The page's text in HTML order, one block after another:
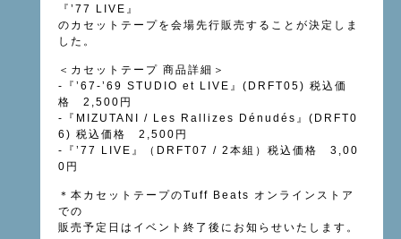
『’77 LIVE』
のカセットテープを会場先行販売することが決定しま
した。
＜カセットテープ 商品詳細＞
-『’67-’69 STUDIO et LIVE』(DRFT05) 税込価
格 2,500円
-『MIZUTANI / Les Rallizes Dénudés』(DRFT0
6) 税込価格 2,500円
-『’77 LIVE』（DRFT07 / 2本組）税込価格 3,00
0円
＊本カセットテープのTuff Beats オンラインストア
での
販売予定日はイベント終了後にお知らせいたします。